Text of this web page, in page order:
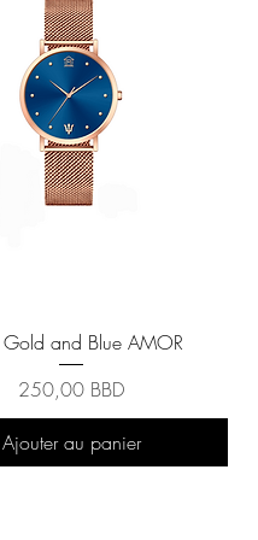
Gold and Blue AMOR
Prix
250,00 BBD
Ajouter au panier